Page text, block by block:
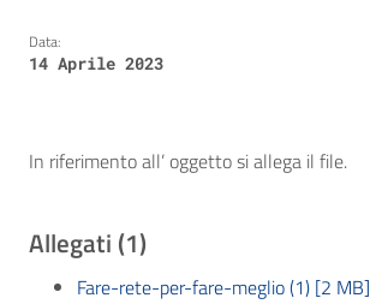
Data:
14 Aprile 2023
In riferimento all’ oggetto si allega il file.
Allegati (1)
Fare-rete-per-fare-meglio (1) [2 MB]